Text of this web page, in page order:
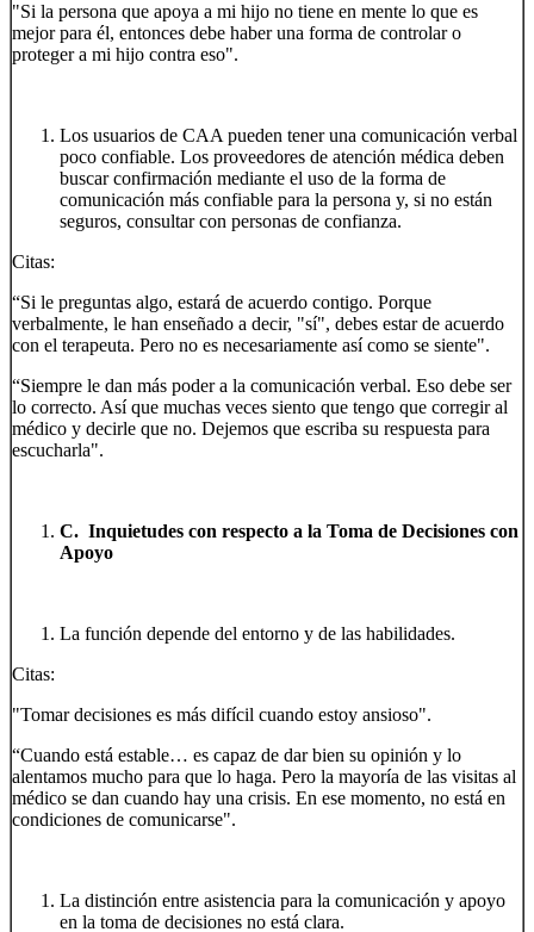
"Si la persona que apoya a mi hijo no tiene en mente lo que es
mejor para él, entonces debe haber una forma de controlar o
proteger a mi hijo contra eso".
Los usuarios de CAA pueden tener una comunicación verbal
poco confiable. Los proveedores de atención médica deben
buscar confirmación mediante el uso de la forma de
comunicación más confiable para la persona y, si no están
seguros, consultar con personas de confianza.
Citas:
“Si le preguntas algo, estará de acuerdo contigo. Porque
verbalmente, le han enseñado a decir, "sí", debes estar de acuerdo
con el terapeuta. Pero no es necesariamente así como se siente".
“Siempre le dan más poder a la comunicación verbal. Eso debe ser
lo correcto. Así que muchas veces siento que tengo que corregir al
médico y decirle que no. Dejemos que escriba su respuesta para
escucharla".
C. Inquietudes con respecto a la Toma de Decisiones con
Apoyo
La función depende del entorno y de las habilidades.
Citas:
"Tomar decisiones es más difícil cuando estoy ansioso".
“Cuando está estable… es capaz de dar bien su opinión y lo
alentamos mucho para que lo haga. Pero la mayoría de las visitas al
médico se dan cuando hay una crisis. En ese momento, no está en
condiciones de comunicarse".
La distinción entre asistencia para la comunicación y apoyo
en la toma de decisiones no está clara.